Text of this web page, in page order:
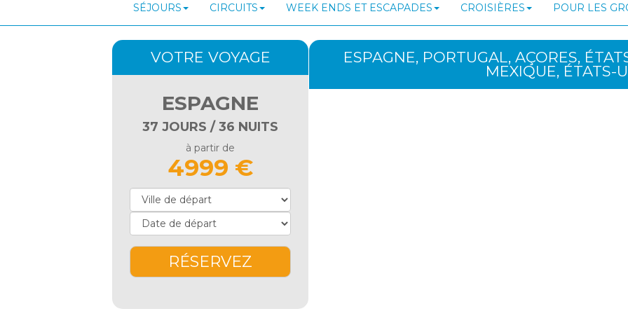
SÉJOURS CIRCUITS WEEK ENDS ET ESCAPADES CROISIÈRES POUR LES
ESPAGNE, PORTUGAL, AÇORES,
MEXIQUE, ÉTATS-
VOTRE VOYAGE
ESPAGNE
37 JOURS / 36 NUITS
à partir de
4999 €
RÉSERVEZ